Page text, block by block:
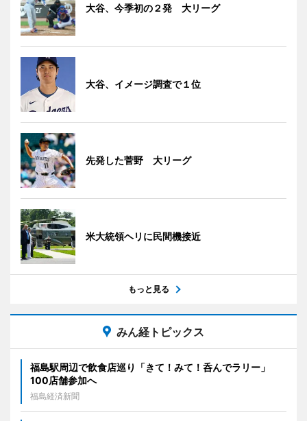
大谷、今季初の２発 大リーグ
大谷、イメージ調査で１位
先発した菅野 大リーグ
米大統領ヘリに民間機接近
もっと見る
みん経トピックス
福島駅周辺で飲食店巡り「きて！みて！呑んでラリー」
100店舗参加へ
福島経済新聞